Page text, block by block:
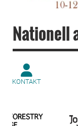
Nationell
KONTAKT